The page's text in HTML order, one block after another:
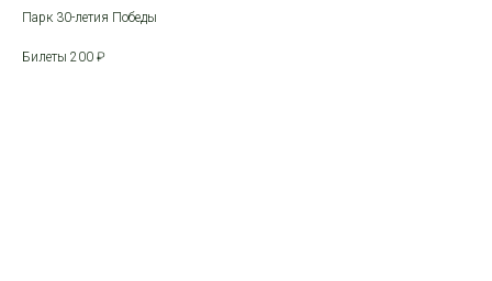
Парк 30-летия Победы
Билеты 200 ₽